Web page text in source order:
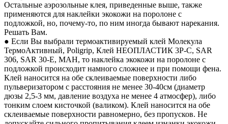
Остальные аэрозольные клея, приведенные выше, также
применяются для наклейки экокожи на поролоне с
подложкой, но, почему-то, по ним иногда бывают нарекания.
Решать Вам.
● Если Вы выбрали термоактивируемый клей Молекула
ТермоАктивный, Poligrip, Клей НЕОПЛАСТИК 3P-C, SAR
306, SAR 30-E, MAH, то наклейка экокожи на поролоне с
подложкой происходит намного сложнее и при помощи фена.
Клей наносится на обе склеиваемые поверхности либо
пульверизатором с расстояния не менее 30-40см (диаметр
дюзы 2,5-3 мм, давление воздуха не менее 4 атмосфер), либо
тонким слоем кисточкой (валиком). Клей наносится на обе
склеиваемые поверхности равномерно, без пропусков. Не